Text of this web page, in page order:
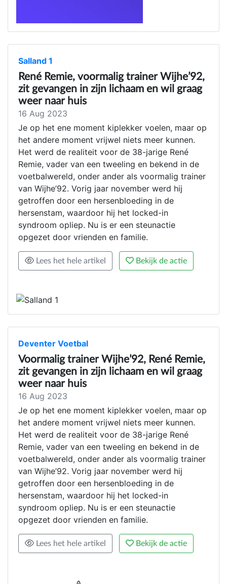
Salland 1
René Remie, voormalig trainer Wijhe’92,
zit gevangen in zijn lichaam en wil graag
weer naar huis
16 Aug 2023
Je op het ene moment kiplekker voelen, maar op
het andere moment vrijwel niets meer kunnen.
Het werd de realiteit voor de 38-jarige René
Remie, vader van een tweeling en bekend in de
voetbalwereld, onder ander als voormalig trainer
van Wijhe’92. Vorig jaar november werd hij
getroffen door een hersenbloeding in de
hersenstam, waardoor hij het locked-in
syndroom opliep. Nu is er een steunactie
opgezet door vrienden en familie.
Lees het hele artikel Bekijk de actie
Deventer Voetbal
Voormalig trainer Wijhe’92, René Remie,
zit gevangen in zijn lichaam en wil graag
weer naar huis
16 Aug 2023
Je op het ene moment kiplekker voelen, maar op
het andere moment vrijwel niets meer kunnen.
Het werd de realiteit voor de 38-jarige René
Remie, vader van een tweeling en bekend in de
voetbalwereld, onder ander als voormalig trainer
van Wijhe’92. Vorig jaar november werd hij
getroffen door een hersenbloeding in de
hersenstam, waardoor hij het locked-in
syndroom opliep. Nu is er een steunactie
opgezet door vrienden en familie.
Lees het hele artikel Bekijk de actie